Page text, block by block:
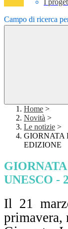
I
Campo di ricerca
Home >
Novità >
Le notizie >
GIORNATA
EDIZIONE
UNESCO -
Il 21
primavera,